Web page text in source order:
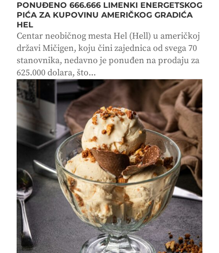
PONUĐENO 666.666 LIMENKI ENERGETSKOG
PIĆA ZA KUPOVINU AMERIČKOG GRADIĆA
HEL
Centar neobičnog mesta Hel (Hell) u američkoj
državi Mičigen, koju čini zajednica od svega 70
stanovnika, nedavno je ponuđen na prodaju za
625.000 dolara, što...